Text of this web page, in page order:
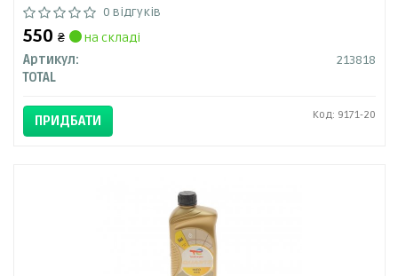
0 відгуків
550 ₴
на складі
Артикул:
213818
TOTAL
ПРИДБАТИ Код: 9171-20